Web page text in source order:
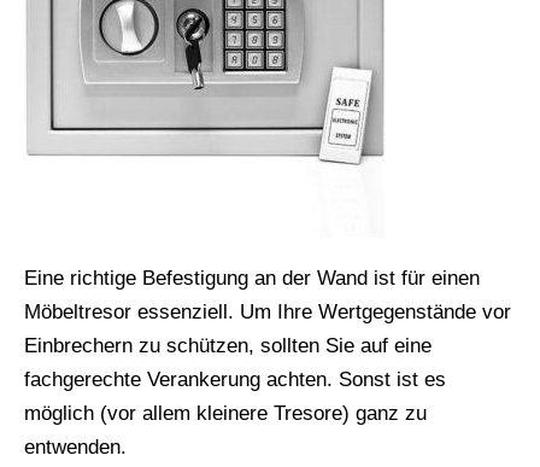
Eine richtige Befestigung an der Wand ist für einen
Möbeltresor essenziell. Um Ihre Wertgegenstände vor
Einbrechern zu schützen, sollten Sie auf eine
fachgerechte Verankerung achten. Sonst ist es
möglich (vor allem kleinere Tresore) ganz zu
entwenden.